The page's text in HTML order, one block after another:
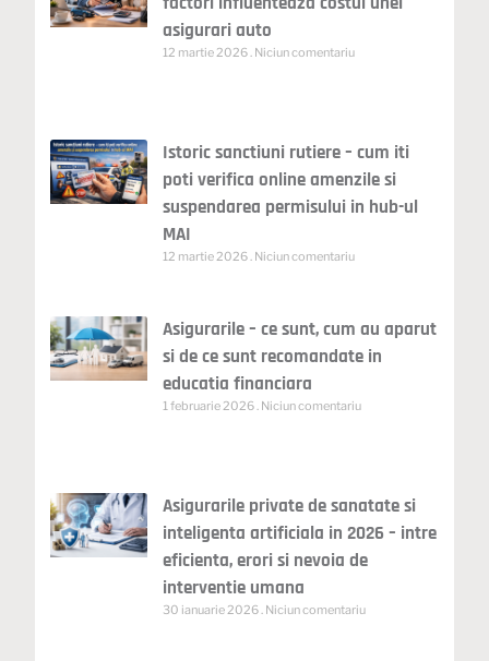
asigurari auto
12 martie 2026 Niciun comentariu
Istoric sanctiuni rutiere – cum iti
poti verifica online amenzile si
suspendarea permisului in hub-ul
MAI
12 martie 2026 Niciun comentariu
Asigurarile – ce sunt, cum au aparut
si de ce sunt recomandate in
educatia financiara
1 februarie 2026 Niciun comentariu
Asigurarile private de sanatate si
inteligenta artificiala in 2026 – intre
eficienta, erori si nevoia de
interventie umana
30 ianuarie 2026 Niciun comentariu